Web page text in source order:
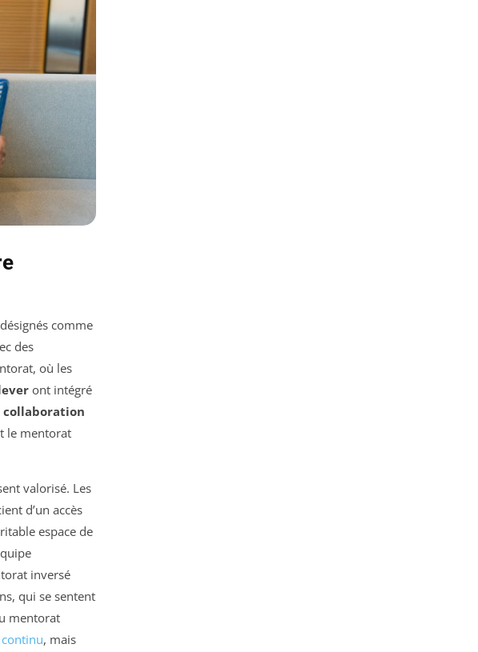
comme
des
où les
ont intégré
collaboration
le mentorat
valorisé. Les
d’un accès
espace de
inversé
qui se sentent
mentorat
continu, mais